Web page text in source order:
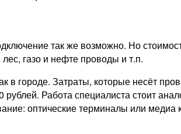
так же возможно. Но
газо и нефте проводы и т.п.
в городе. Затраты, которые несёт
Работа специалиста стоит
оптические терминалы или